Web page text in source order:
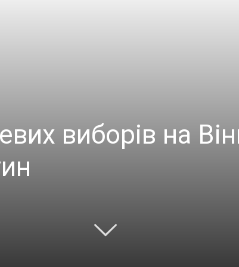
виборів на